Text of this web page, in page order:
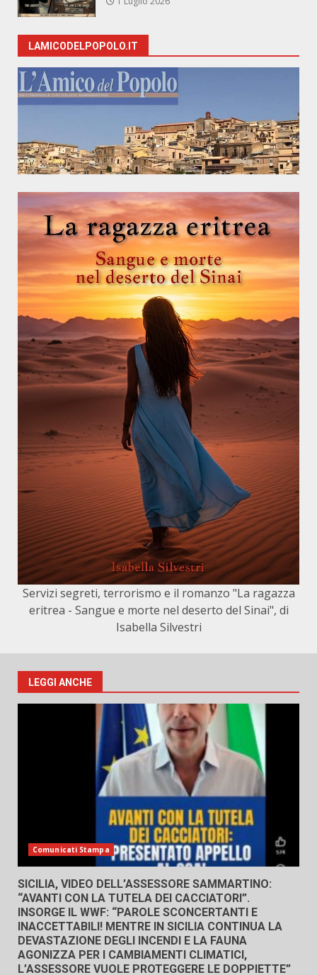
LAMICODELPOPOLO.IT
Servizi segreti, terrorismo e il romanzo "La ragazza
eritrea - Sangue e morte nel deserto del Sinai", di
Isabella Silvestri
LEGGI ANCHE
Comunicati Stampa
SICILIA, VIDEO DELL’ASSESSORE SAMMARTINO:
“AVANTI CON LA TUTELA DEI CACCIATORI”.
INSORGE IL WWF: “PAROLE SCONCERTANTI E
INACCETTABILI! MENTRE IN SICILIA CONTINUA LA
DEVASTAZIONE DEGLI INCENDI E LA FAUNA
AGONIZZA PER I CAMBIAMENTI CLIMATICI,
L’ASSESSORE VUOLE PROTEGGERE LE DOPPIETTE”